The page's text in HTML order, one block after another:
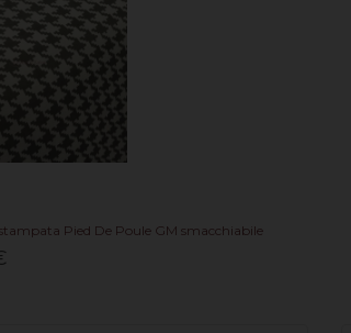
Pied De Poule GM smacchiabile